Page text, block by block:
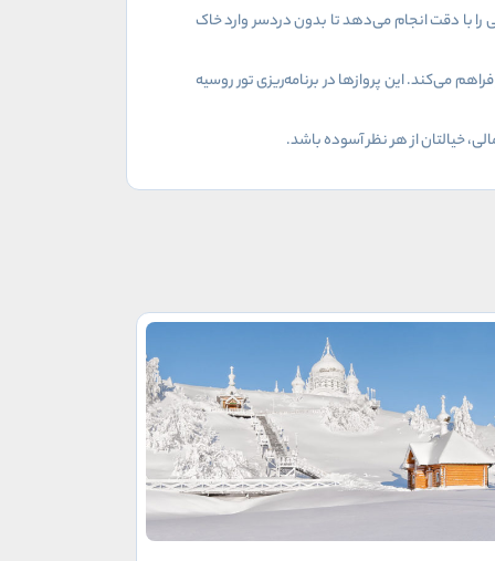
با دقت انجام می‌دهد تا بدون دردسر وارد خاک
می‌کند. این پروازها در برنامه‌ریزی تور روسیه
خیالتان از هر نظر آسوده باشد.